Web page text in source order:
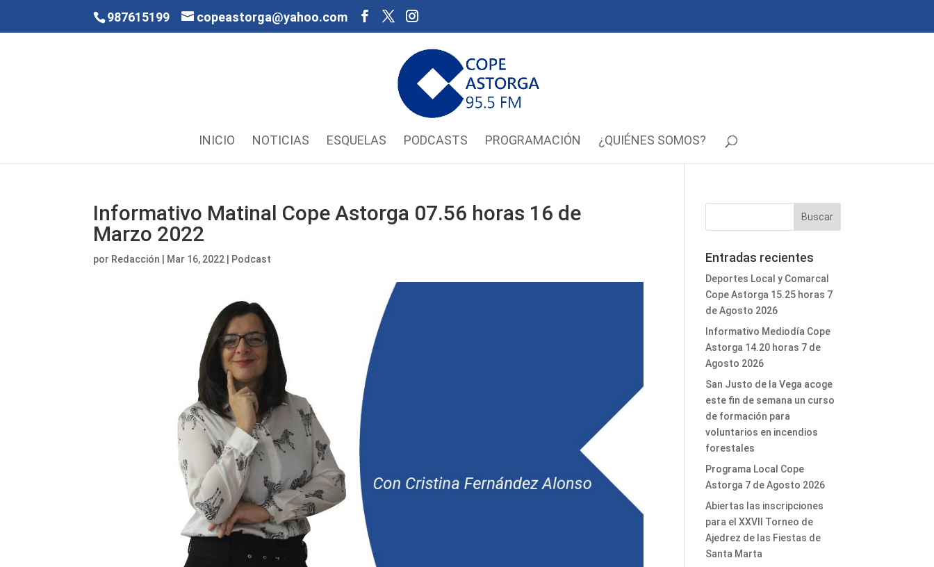
987615199 copeastorga@yahoo.com
INICIO NOTICIAS ESQUELAS PODCASTS PROGRAMACIÓN ¿QUIÉNES SOMOS?
Informativo Matinal Cope Astorga 07.56 horas 16 de
Marzo 2022
por Redacción Mar 16, 2022 Podcast Entradas recientes
Deportes Local y Comarcal
Cope Astorga 15.25 horas 7
de Agosto 2026
Informativo Mediodía Cope
Astorga 14.20 horas 7 de
Agosto 2026
San Justo de la Vega acoge
este fin de semana un curso
de formación para
voluntarios en incendios
forestales
Programa Local Cope
Astorga 7 de Agosto 2026
Abiertas las inscripciones
para el XXVII Torneo de
Ajedrez de las Fiestas de
Santa Marta